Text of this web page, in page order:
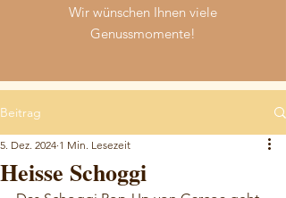
Wir wünschen Ihnen viele
Genussmomente!
Beitrag
Heisse Schoggi
5. Dez. 2024 1 Min. Lesezeit